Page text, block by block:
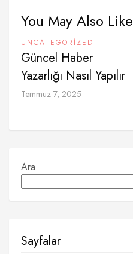
You May Also Like
UNCATEGORIZED
Güncel Haber
Yazarlığı Nasıl Yapılır
Temmuz 7, 2025
Ara
Sayfalar